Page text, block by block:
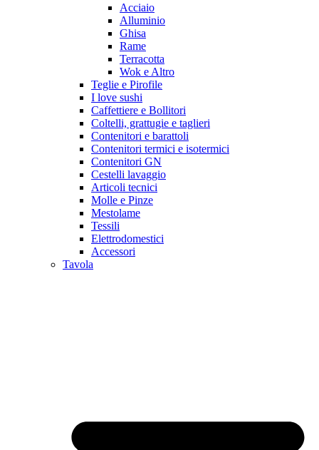
Acciaio
Alluminio
Ghisa
Rame
Terracotta
Wok e Altro
Teglie e Pirofile
I love sushi
Caffettiere e Bollitori
Coltelli, grattugie e taglieri
Contenitori e barattoli
Contenitori termici e isotermici
Contenitori GN
Cestelli lavaggio
Articoli tecnici
Molle e Pinze
Mestolame
Tessili
Elettrodomestici
Accessori
Tavola